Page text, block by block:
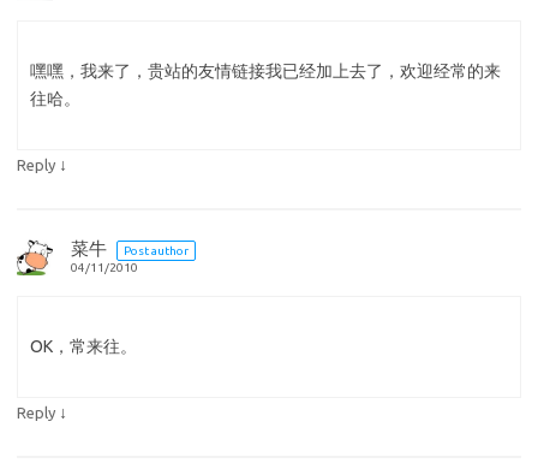
嘿嘿，我来了，贵站的友情链接我已经加上去了，欢迎经常的来
往哈。
Reply ↓
菜牛
Post author
04/11/2010
OK，常来往。
Reply ↓